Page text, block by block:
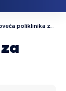
poliklinika za hrvatske otoke